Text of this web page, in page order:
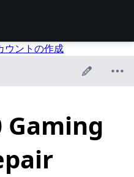
ウントの作成
Gaming